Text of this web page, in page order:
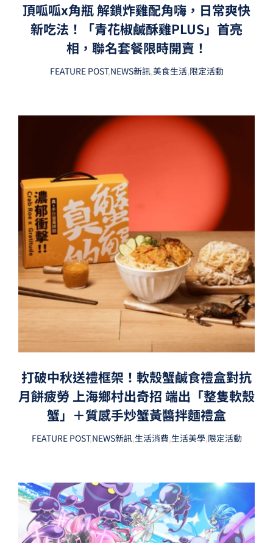
頂呱呱x角瓶 解鎖炸雞配角嗨，日常爽快
新吃法！「青花椒鹹酥雞PLUS」首亮
相，聯名套餐限時開賣！
FEATURE POST,NEWS新訊,美食生活,限定活動
打破中秋送禮框架！軟殼蟹鹹食禮盒對抗
月餅疲勞 上海鄉村出奇招 端出「整隻軟殼
蟹」＋質感手炒蟹黃醬拌麵禮盒
FEATURE POST,NEWS新訊,生活消費,生活美學,限定活動